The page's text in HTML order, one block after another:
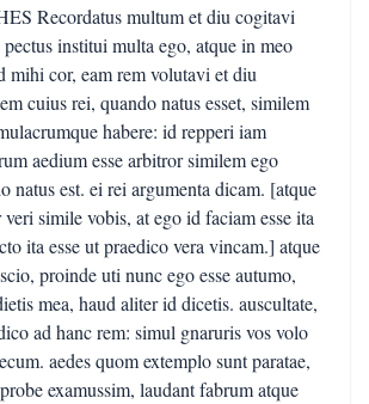
Recordatus multum et diu cogitavi
institui multa ego, atque in meo
mihi cor, eam rem volutavi et diu
cuius rei, quando natus esset, similem
habere: id repperi iam
aedium esse arbitror similem ego
natus est. ei rei argumenta dicam. [atque
simile vobis, at ego id faciam esse ita
ita esse ut praedico vera vincam.] atque
proinde uti nunc ego esse autumo,
mea, haud aliter id dicetis. auscultate,
ad hanc rem: simul gnaruris vos volo
aedes quom extemplo sunt paratae,
examussim, laudant fabrum atque